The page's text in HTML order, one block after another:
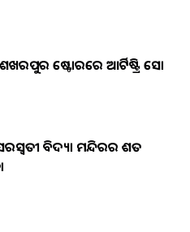
ଷ୍ଟୋରରେ ଆର୍ଟିଷ୍ଟ୍ରି ସୋ
ବିଦ୍ୟା ମନ୍ଦିରର ଶତ